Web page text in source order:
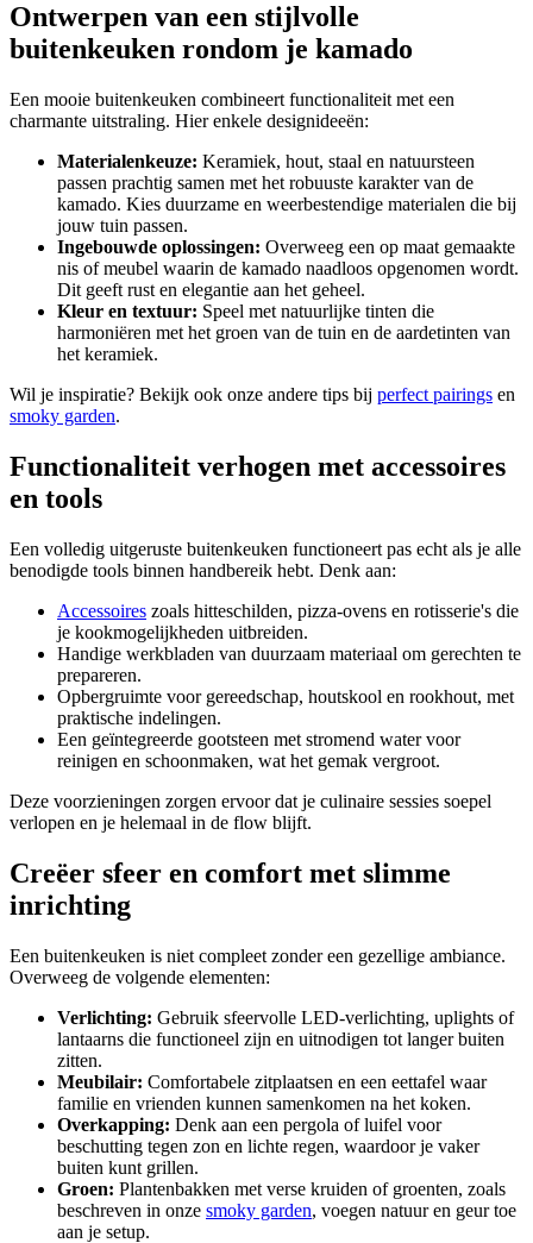
Ontwerpen van een stijlvolle
buitenkeuken rondom je kamado
Een mooie buitenkeuken combineert functionaliteit met een
charmante uitstraling. Hier enkele designideeën:
Materialenkeuze: Keramiek, hout, staal en natuursteen
passen prachtig samen met het robuuste karakter van de
kamado. Kies duurzame en weerbestendige materialen die bij
jouw tuin passen.
Ingebouwde oplossingen: Overweeg een op maat gemaakte
nis of meubel waarin de kamado naadloos opgenomen wordt.
Dit geeft rust en elegantie aan het geheel.
Kleur en textuur: Speel met natuurlijke tinten die
harmoniëren met het groen van de tuin en de aardetinten van
het keramiek.
Wil je inspiratie? Bekijk ook onze andere tips bij perfect pairings en
smoky garden.
Functionaliteit verhogen met accessoires
en tools
Een volledig uitgeruste buitenkeuken functioneert pas echt als je alle
benodigde tools binnen handbereik hebt. Denk aan:
Accessoires zoals hitteschilden, pizza-ovens en rotisserie's die
je kookmogelijkheden uitbreiden.
Handige werkbladen van duurzaam materiaal om gerechten te
prepareren.
Opbergruimte voor gereedschap, houtskool en rookhout, met
praktische indelingen.
Een geïntegreerde gootsteen met stromend water voor
reinigen en schoonmaken, wat het gemak vergroot.
Deze voorzieningen zorgen ervoor dat je culinaire sessies soepel
verlopen en je helemaal in de flow blijft.
Creëer sfeer en comfort met slimme
inrichting
Een buitenkeuken is niet compleet zonder een gezellige ambiance.
Overweeg de volgende elementen:
Verlichting: Gebruik sfeervolle LED-verlichting, uplights of
lantaarns die functioneel zijn en uitnodigen tot langer buiten
zitten.
Meubilair: Comfortabele zitplaatsen en een eettafel waar
familie en vrienden kunnen samenkomen na het koken.
Overkapping: Denk aan een pergola of luifel voor
beschutting tegen zon en lichte regen, waardoor je vaker
buiten kunt grillen.
Groen: Plantenbakken met verse kruiden of groenten, zoals
beschreven in onze smoky garden, voegen natuur en geur toe
aan je setup.